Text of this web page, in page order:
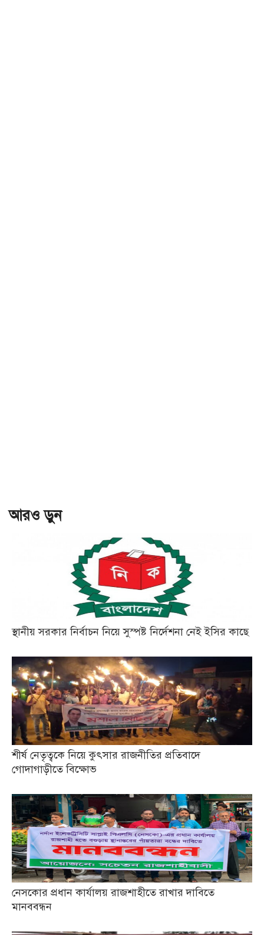
আরও ড়ুন
স্থানীয় সরকার নির্বাচন নিয়ে সুস্পষ্ট নির্দেশনা নেই ইসির কাছে
শীর্ষ নেতৃত্বকে নিয়ে কুৎসার রাজনীতির প্রতিবাদে
গোদাগাড়ীতে বিক্ষোভ
নেসকোর প্রধান কার্যালয় রাজশাহীতে রাখার দাবিতে
মানববন্ধন